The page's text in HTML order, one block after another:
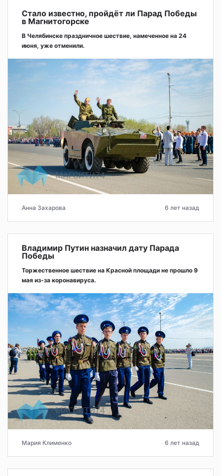
Стало известно, пройдёт ли Парад Победы
в Магнитогорске
В Челябинске праздничное шествие, намеченное на 24
июня, уже отменили.
Анна Захарова 6 лет назад
Владимир Путин назначил дату Парада
Победы
Торжественное шествие на Красной площади не прошло 9
мая из-за коронавируса.
Мария Клименко 6 лет назад